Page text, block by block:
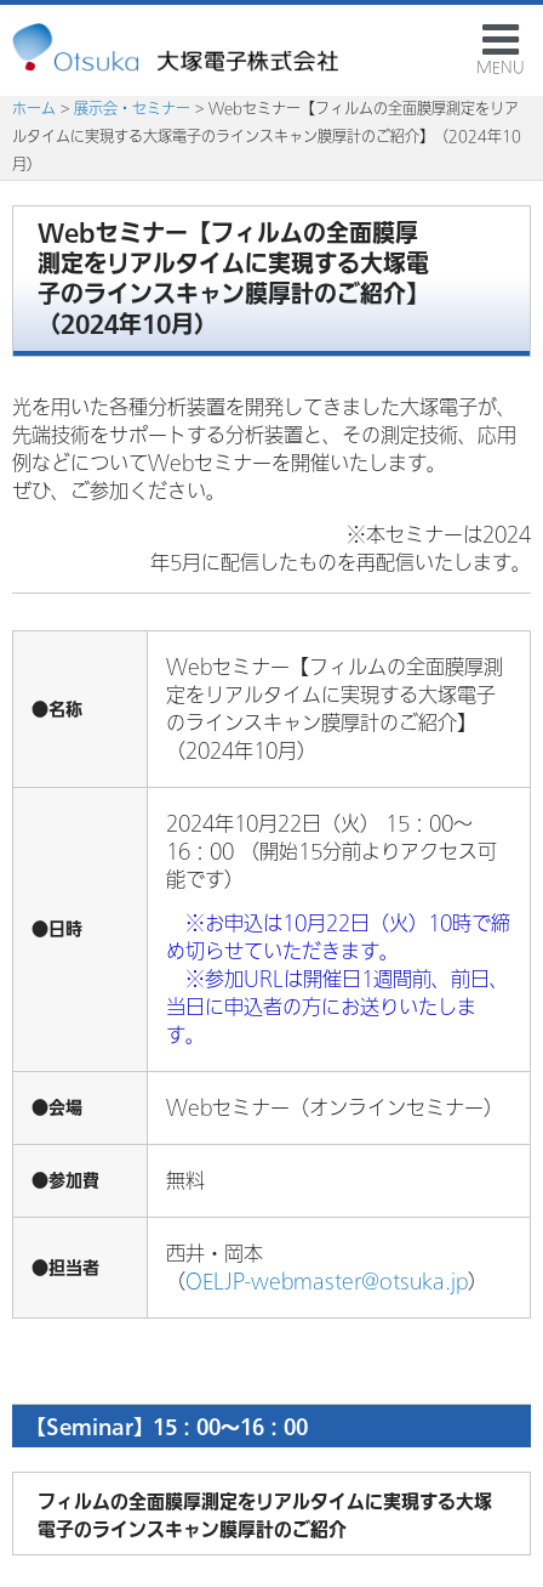
MENU
ホーム > 展示会・セミナー > Webセミナー【フィルムの全面膜厚測定をリア
ルタイムに実現する大塚電子のラインスキャン膜厚計のご紹介】（2024年10
月）
Webセミナー【フィルムの全面膜厚
測定をリアルタイムに実現する大塚電
子のラインスキャン膜厚計のご紹介】
（2024年10月）
光を用いた各種分析装置を開発してきました大塚電子が、
先端技術をサポートする分析装置と、その測定技術、応用
例などについてWebセミナーを開催いたします。
ぜひ、ご参加ください。
※本セミナーは2024
年5月に配信したものを再配信いたします。
●名称
Webセミナー【フィルムの全面膜厚測
定をリアルタイムに実現する大塚電子
のラインスキャン膜厚計のご紹介】
（2024年10月）
●日時
2024年10月22日（火） 15：00～
16：00 （開始15分前よりアクセス可
能です）
※お申込は10月22日（火）10時で締
め切らせていただきます。
※参加URLは開催日1週間前、前日、
当日に申込者の方にお送りいたしま
す。
●会場 Webセミナー（オンラインセミナー）
●参加費 無料
●担当者
西井・岡本
（OELJP-webmaster@otsuka.jp）
【Seminar】15：00～16：00
フィルムの全面膜厚測定をリアルタイムに実現する大塚
電子のラインスキャン膜厚計のご紹介